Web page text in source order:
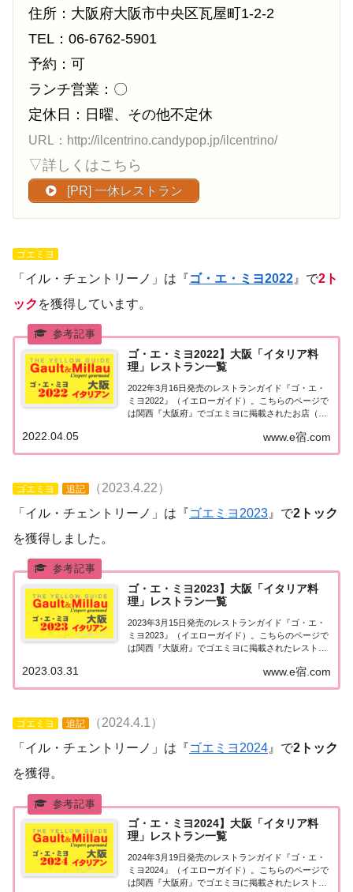
住所：大阪府大阪市中央区瓦屋町1-2-2
TEL：06-6762-5901
予約：可
ランチ営業：〇
定休日：日曜、その他不定休
URL：http://ilcentrino.candypop.jp/ilcentrino/
▽詳しくはこちら
[PR] 一休レストラン
ゴエミヨ
「イル・チェントリーノ」は『ゴ・エ・ミヨ2022 』で2ト
ック を獲得しています。
ゴ・エ・ミヨ2022】大阪「イタリア料
理」レストラン一覧
2022年3月16日発売のレストランガイド『ゴ・エ・
ミヨ2022』（イエローガイド）。こちらのページで
は関西『大阪府』でゴエミヨに掲載されたお店（飲
ン）のお店を一覧にまとめました。ゴエミヨ
2022『大阪』イタリア料理関西「大阪エリア」...
www.e宿.com
2022.04.05
ゴエミヨ 追記
（2023.4.22）
「イル・チェントリーノ」は『ゴエミヨ2023 』で2トック
を獲得しました。
ゴ・エ・ミヨ2023】大阪「イタリア料
理」レストラン一覧
2023年3月15日発売のレストランガイド『ゴ・エ・
ミヨ2023』（イエローガイド）。こちらのページで
は関西『大阪府』でゴエミヨに掲載されたレストラ
にまとめました。ゴエミヨ2023『大阪』イタリア料
理関西「大阪エリア」で「ゴ・エ・ミヨ...
www.e宿.com
2023.03.31
ゴエミヨ 追記
（2024.4.1）
「イル・チェントリーノ」は『ゴエミヨ2024』で2トック
を獲得。
ゴ・エ・ミヨ2024】大阪「イタリア料
理」レストラン一覧
2024年3月19日発売のレストランガイド『ゴ・エ・
ミヨ2024』（イエローガイド）。こちらのページで
は関西『大阪府』でゴエミヨに掲載されたレストラ